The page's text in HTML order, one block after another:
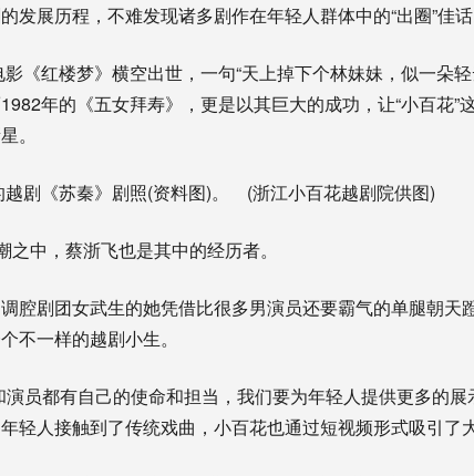
展历程，不难发现诸多剧作在年轻人群体中的“出圈”佳话
红楼梦》横空出世，一句“天上掉下个林妹妹，似一朵轻
年的《五女拜寿》，更是以其巨大的成功，让“小百花”
。
越剧《苏秦》剧照(资料图)。 (浙江小百花越剧院供图)
中，蔡浙飞也是其中的经历者。
剧团女武生的她凭借比很多男演员还要霸气的单腿朝天
不一样的越剧小生。
员都有自己的使命和担当，我们要为年轻人提供更多的展
轻人接触到了传统戏曲，小百花也通过短视频形式吸引了